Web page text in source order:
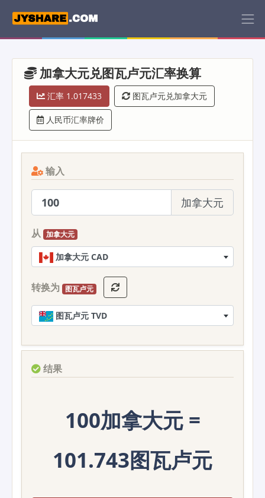
加拿大元兑图瓦卢元汇率换算
汇率 1.017433 图瓦卢元兑加拿大元
人民币汇率牌价
输入
加拿大元
从 加拿大元
加拿大元 CAD
转换为 图瓦卢元
图瓦卢元 TVD
结果
100加拿大元 =
101.743图瓦卢元